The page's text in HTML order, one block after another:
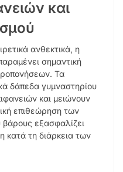
και
ανθεκτικά, η
σημαντική
Τα
δάπεδα γυμναστηρίου
και μειώνουν
επιθεώρηση των
εξασφαλίζει
κατά τη διάρκεια των